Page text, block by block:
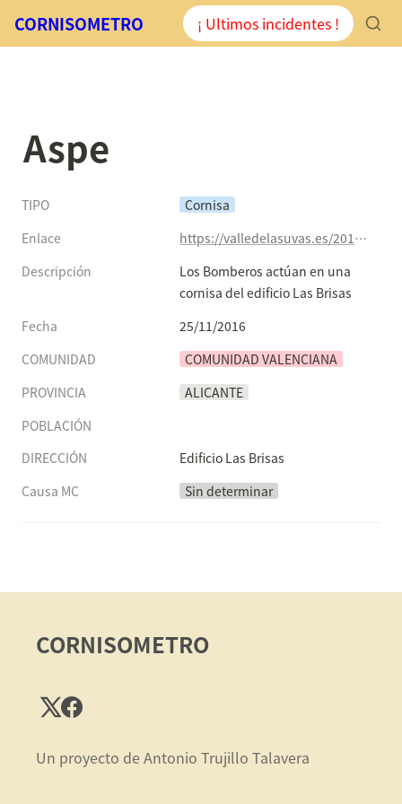
CORNISOMETRO ¡ Ultimos incidentes !
Aspe
TIPO
Cornisa
Enlace
https://valledelasuvas.es/2016/11/24/aspe-los-bomberos-actuan-una-cornisa-del-edificio-las-brisas/
Descripción
Los Bomberos actúan en una
cornisa del edificio Las Brisas
Fecha
25/11/2016
COMUNIDAD
COMUNIDAD VALENCIANA
PROVINCIA
ALICANTE
POBLACIÓN
DIRECCIÓN
Edificio Las Brisas
Causa MC
Sin determinar
CORNISOMETRO
Un proyecto de Antonio Trujillo Talavera